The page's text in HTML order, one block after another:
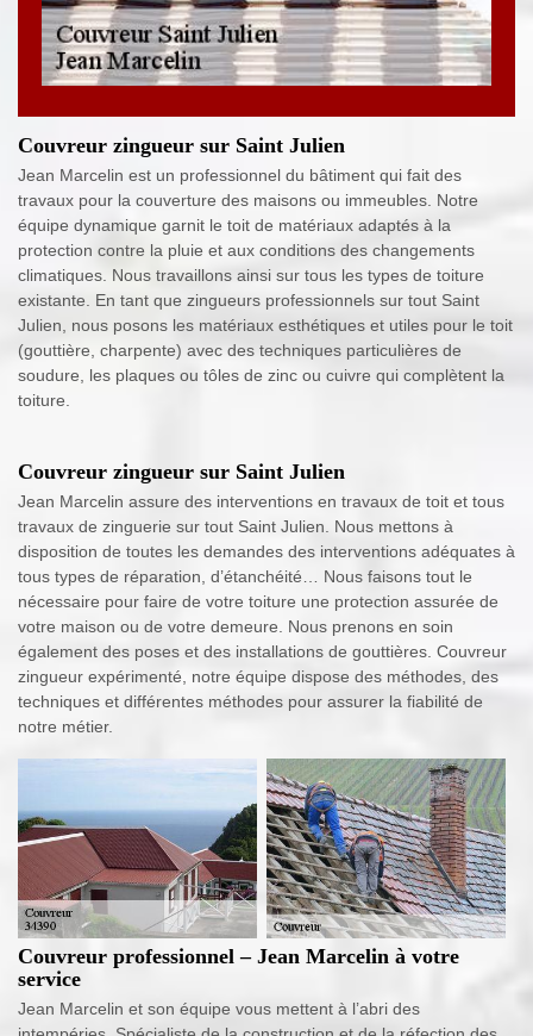
Couvreur zingueur sur Saint Julien
Jean Marcelin est un professionnel du bâtiment qui fait des
travaux pour la couverture des maisons ou immeubles. Notre
équipe dynamique garnit le toit de matériaux adaptés à la
protection contre la pluie et aux conditions des changements
climatiques. Nous travaillons ainsi sur tous les types de toiture
existante. En tant que zingueurs professionnels sur tout Saint
Julien, nous posons les matériaux esthétiques et utiles pour le toit
(gouttière, charpente) avec des techniques particulières de
soudure, les plaques ou tôles de zinc ou cuivre qui complètent la
toiture.
Couvreur zingueur sur Saint Julien
Jean Marcelin assure des interventions en travaux de toit et tous
travaux de zinguerie sur tout Saint Julien. Nous mettons à
disposition de toutes les demandes des interventions adéquates à
tous types de réparation, d’étanchéité… Nous faisons tout le
nécessaire pour faire de votre toiture une protection assurée de
votre maison ou de votre demeure. Nous prenons en soin
également des poses et des installations de gouttières. Couvreur
zingueur expérimenté, notre équipe dispose des méthodes, des
techniques et différentes méthodes pour assurer la fiabilité de
notre métier.
Couvreur professionnel – Jean Marcelin à votre
service
Jean Marcelin et son équipe vous mettent à l’abri des